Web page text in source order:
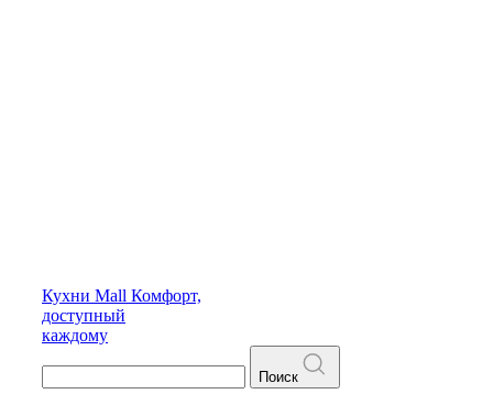
Кухни Mall Комфорт,
доступный
каждому
Поиск